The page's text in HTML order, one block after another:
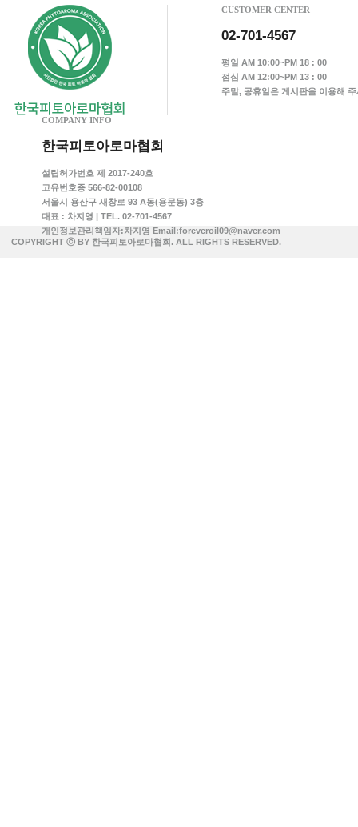
CUSTOMER CENTER
02-701-4567
평일 AM 10:00~PM 18 : 00
점심 AM 12:00~PM 13 : 00
주말, 공휴일은 게시판을 이용해
COMPANY INFO
한국피토아로마협회
설립허가번호 제 2017-240호
고유번호증 566-82-00108
서울시 용산구 새창로 93 A동(용문동) 3층
대표 : 차지영 | TEL. 02-701-4567
개인정보관리책임자:차지영 Email:foreveroil09@naver.com
COPYRIGHT ⓒ BY 한국피토아로마협회. ALL RIGHTS RESERVED.